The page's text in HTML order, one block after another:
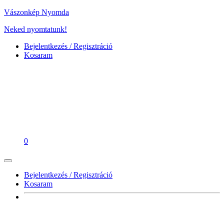
Vászonkép Nyomda
Neked nyomtatunk!
Bejelentkezés / Regisztráció
Kosaram
0
Bejelentkezés / Regisztráció
Kosaram